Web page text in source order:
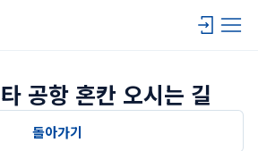
공항 혼칸 오시는 길
돌아가기